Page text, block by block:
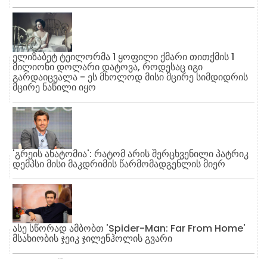
ელიზაბეტ ტეილორმა 1 ყოფილი ქმარი თითქმის 1
მილიონი დოლარი დატოვა, როდესაც იგი
გარდაიცვალა - ეს მხოლოდ მისი მცირე სიმდიდრის
მცირე ნაწილი იყო
'გრეის ანატომია': რატომ არის შერცხვენილი პატრიკ
დემპსი მისი მაკდრიმის წარმომადგენლის მიერ
ასე სწორად ამბობთ 'Spider-Man: Far From Home'
მსახიობის ჯეიკ ჯილენჰოლის გვარი